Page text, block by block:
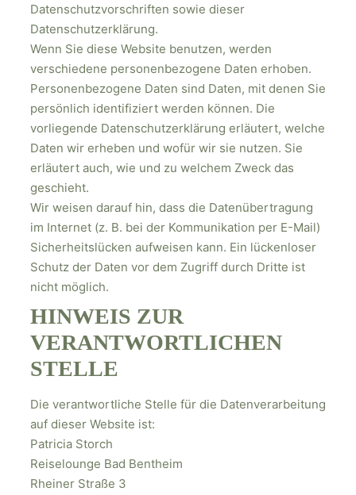
Datenschutzvorschriften sowie dieser
Datenschutzerklärung.
Wenn Sie diese Website benutzen, werden
verschiedene personenbezogene Daten erhoben.
Personenbezogene Daten sind Daten, mit denen Sie
persönlich identifiziert werden können. Die
vorliegende Datenschutzerklärung erläutert, welche
Daten wir erheben und wofür wir sie nutzen. Sie
erläutert auch, wie und zu welchem Zweck das
geschieht.
Wir weisen darauf hin, dass die Datenübertragung
im Internet (z. B. bei der Kommunikation per E-Mail)
Sicherheitslücken aufweisen kann. Ein lückenloser
Schutz der Daten vor dem Zugriff durch Dritte ist
nicht möglich.
HINWEIS ZUR
VERANTWORTLICHEN
STELLE
Die verantwortliche Stelle für die Datenverarbeitung
auf dieser Website ist:
Patricia Storch
Reiselounge Bad Bentheim
Rheiner Straße 3